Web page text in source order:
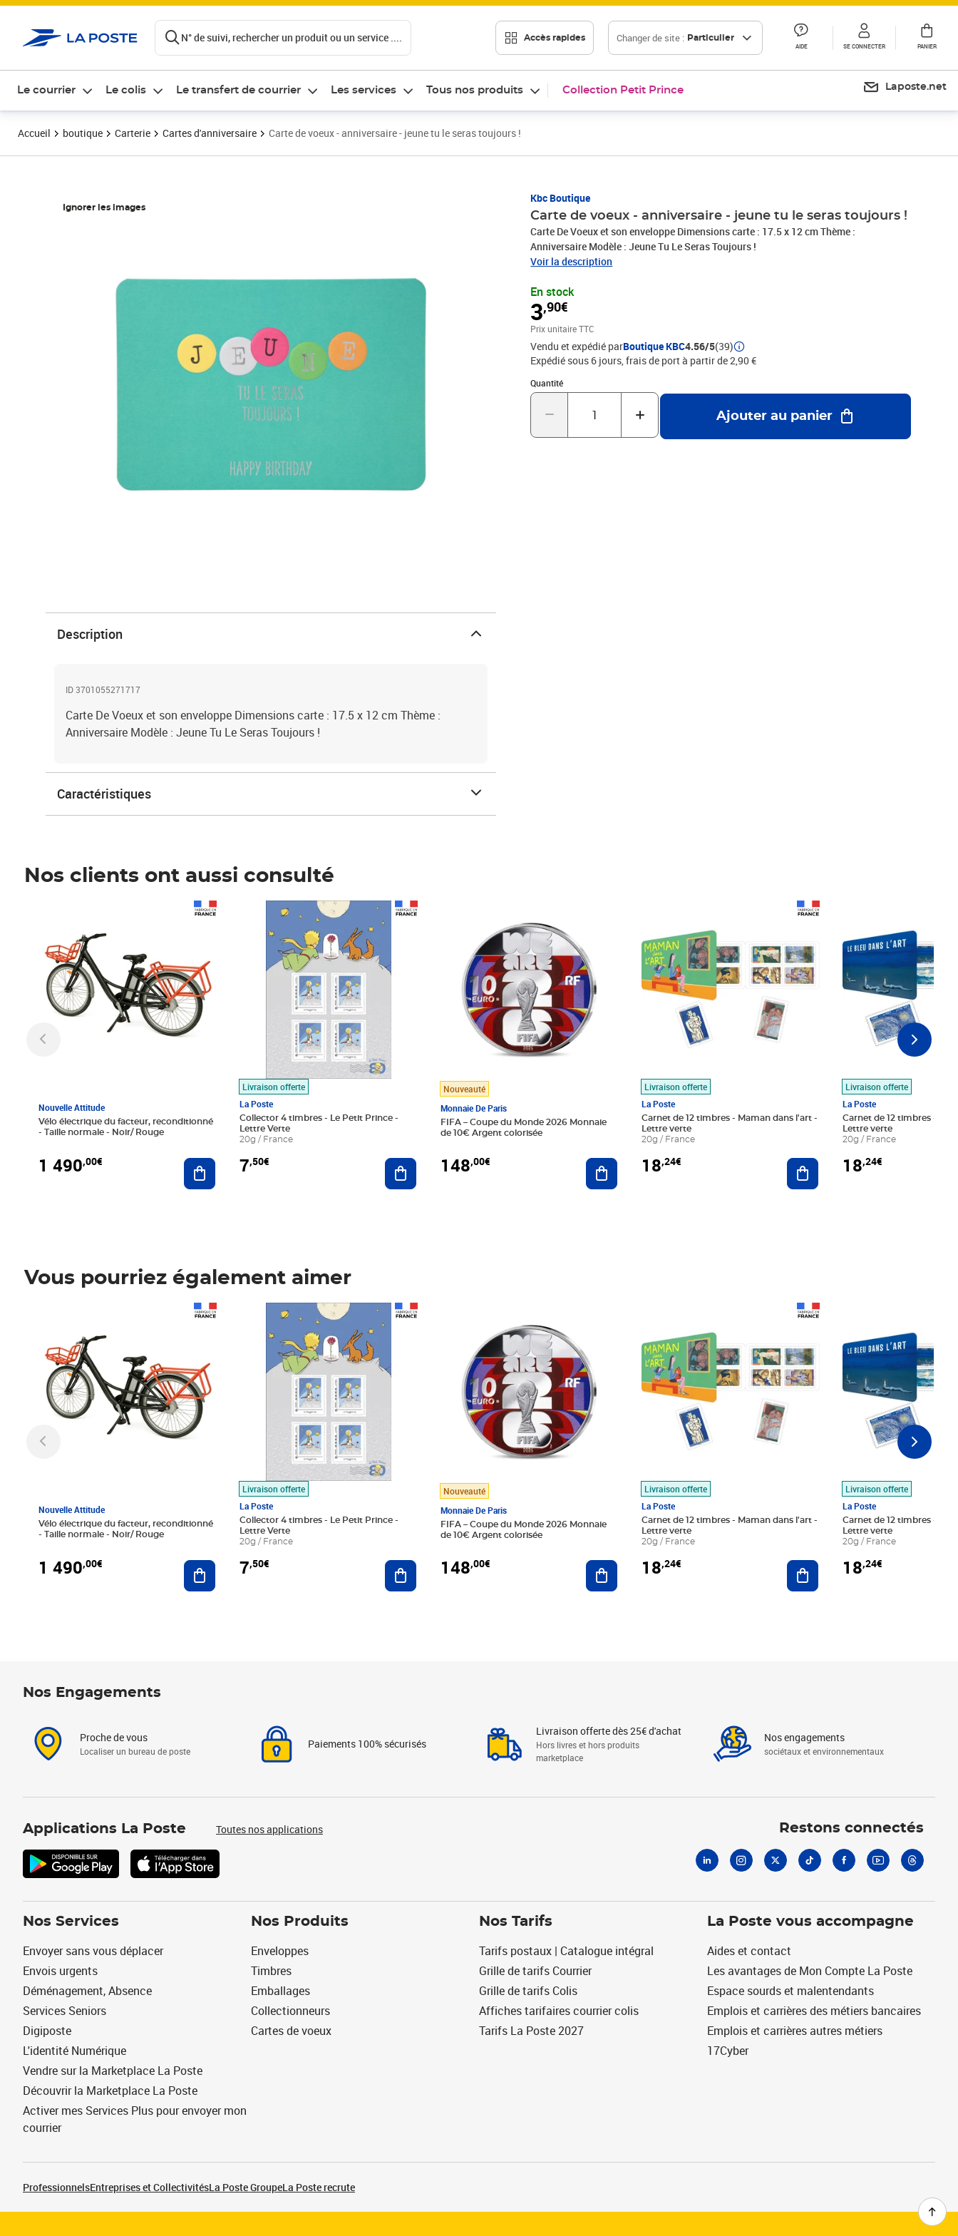
N° de suivi, rechercher un produit ou un service .... Accès rapides Changer de site : Particulier
AIDE SE CONNECTER PANIER
Le courrier Le colis Le transfert de courrier Les services Tous nos produits Collection Petit Prince Laposte.net
Accueil boutique Carterie Cartes d'anniversaire Carte de voeux - anniversaire - jeune tu le seras toujours !
Ignorer les images
Kbc Boutique
Carte de voeux - anniversaire - jeune tu le seras toujours !
Carte De Voeux et son enveloppe Dimensions carte : 17.5 x 12 cm Thème :
Anniversaire Modèle : Jeune Tu Le Seras Toujours !
Voir la description
En stock
3,90€
Prix 3,90€
Prix unitaire TTC
Vendu et expédié parBoutique KBC4.56/5(39)
Expédié sous 6 jours, frais de port à partir de 2,90 €
Quantité
Quantité : 1
Ajouter au panier
Description
ID 3701055271717
Carte De Voeux et son enveloppe Dimensions carte : 17.5 x 12 cm Thème :
Anniversaire Modèle : Jeune Tu Le Seras Toujours !
Caractéristiques
Nos clients ont aussi consulté
Nouvelle Attitude
Vélo électrique du facteur, reconditionné
- Taille normale - Noir/ Rouge
1 490,00€ Ajouter au panier
Livraison offerte
La Poste
Collector 4 timbres - Le Petit Prince -
Lettre Verte
20g / France
7,50€
Prix 7,50€
Ajouter au panier
Nouveauté
Monnaie De Paris
FIFA – Coupe du Monde 2026 Monnaie
de 10€ Argent colorisée
148,00€ Ajouter au panier
Livraison offerte
La Poste
Carnet de 12 timbres - Maman dans l'art -
Lettre verte
20g / France
18,24€ Ajouter au panier
Livraison offerte
La Poste
Carnet de 12 timbres - Le
Lettre verte
20g / France
18,24€
Vous pourriez également aimer
Nouvelle Attitude
Vélo électrique du facteur, reconditionné
- Taille normale - Noir/ Rouge
1 490,00€ Ajouter au panier
Livraison offerte
La Poste
Collector 4 timbres - Le Petit Prince -
Lettre Verte
20g / France
7,50€
Prix 7,50€
Ajouter au panier
Nouveauté
Monnaie De Paris
FIFA – Coupe du Monde 2026 Monnaie
de 10€ Argent colorisée
148,00€ Ajouter au panier
Livraison offerte
La Poste
Carnet de 12 timbres - Maman dans l'art -
Lettre verte
20g / France
18,24€ Ajouter au panier
Livraison offerte
La Poste
Carnet de 12 timbres - Le
Lettre verte
20g / France
18,24€
Nos Engagements
Proche de vous
Localiser un bureau de poste
Paiements 100% sécurisés
Livraison offerte dès 25€ d'achat
Hors livres et hors produits
marketplace
Nos engagements
sociétaux et environnementaux
Applications La Poste Toutes nos applications Restons connectés
Nos Services
Envoyer sans vous déplacer
Envois urgents
Déménagement, Absence
Services Seniors
Digiposte
L'identité Numérique
Vendre sur la Marketplace La Poste
Découvrir la Marketplace La Poste
Activer mes Services Plus pour envoyer mon
courrier
Nos Produits
Enveloppes
Timbres
Emballages
Collectionneurs
Cartes de voeux
Nos Tarifs
Tarifs postaux | Catalogue intégral
Grille de tarifs Courrier
Grille de tarifs Colis
Affiches tarifaires courrier colis
Tarifs La Poste 2027
La Poste vous accompagne
Aides et contact
Les avantages de Mon Compte La Poste
Espace sourds et malentendants
Emplois et carrières des métiers bancaires
Emplois et carrières autres métiers
17Cyber
ProfessionnelsEntreprises et CollectivitésLa Poste GroupeLa Poste recrute